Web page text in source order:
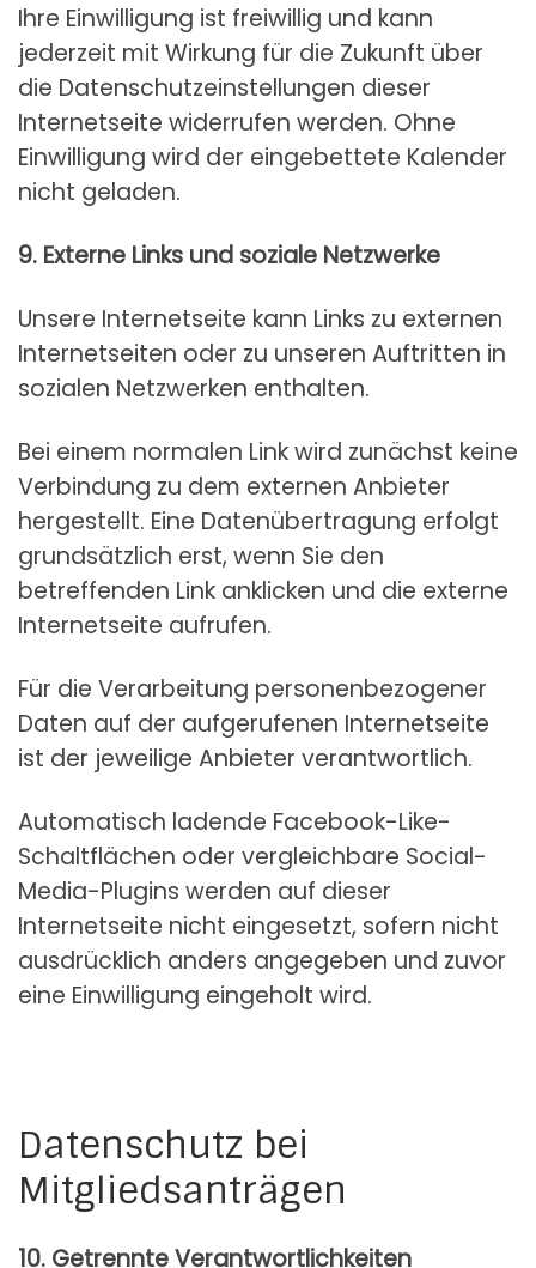
Ihre Einwilligung ist freiwillig und kann
jederzeit mit Wirkung für die Zukunft über
die Datenschutzeinstellungen dieser
Internetseite widerrufen werden. Ohne
Einwilligung wird der eingebettete Kalender
nicht geladen.
9. Externe Links und soziale Netzwerke
Unsere Internetseite kann Links zu externen
Internetseiten oder zu unseren Auftritten in
sozialen Netzwerken enthalten.
Bei einem normalen Link wird zunächst keine
Verbindung zu dem externen Anbieter
hergestellt. Eine Datenübertragung erfolgt
grundsätzlich erst, wenn Sie den
betreffenden Link anklicken und die externe
Internetseite aufrufen.
Für die Verarbeitung personenbezogener
Daten auf der aufgerufenen Internetseite
ist der jeweilige Anbieter verantwortlich.
Automatisch ladende Facebook-Like-
Schaltflächen oder vergleichbare Social-
Media-Plugins werden auf dieser
Internetseite nicht eingesetzt, sofern nicht
ausdrücklich anders angegeben und zuvor
eine Einwilligung eingeholt wird.
Datenschutz bei
Mitgliedsanträgen
10. Getrennte Verantwortlichkeiten